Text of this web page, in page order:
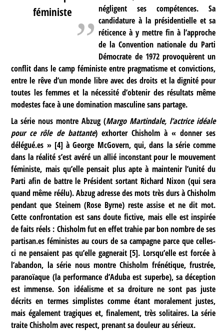
féministe
négligent ses compétences. Sa
candidature à la présidentielle et sa
réticence à y mettre fin à l’approche
de la Convention nationale du Parti
Démocrate de 1972 provoquèrent un
conflit dans le camp féministe entre pragmatisme et convictions,
entre le rêve d’un monde libre avec des droits et la dignité pour
toutes les femmes et la nécessité d’obtenir des résultats même
modestes face à une domination masculine sans partage.
La série nous montre Abzug (Margo Martindale, l’actrice idéale
pour ce rôle de battante) exhorter Chisholm à « donner ses
délégué.es »[4] à George McGovern, qui, dans la série comme
dans la réalité s’est avéré un allié inconstant pour le mouvement
féministe, mais qu’elle pensait plus apte à maintenir l’unité du
Parti afin de battre le Président sortant Richard Nixon (qui sera
quand même réélu). Abzug adresse des mots très durs à Chisholm
pendant que Steinem (Rose Byrne) reste assise et ne dit mot.
Cette confrontation est sans doute fictive, mais elle est inspirée
de faits réels : Chisholm fut en effet trahie par bon nombre de ses
partisan.es féministes au cours de sa campagne parce que celles-
ci ne pensaient pas qu’elle gagnerait[5]. Lorsqu’elle est forcée à
l’abandon, la série nous montre Chisholm frénétique, frustrée,
paranoïaque (la performance d’Aduba est superbe), sa déception
est immense. Son idéalisme et sa droiture ne sont pas juste
décrits en termes simplistes comme étant moralement justes,
mais également tragiques et, finalement, très solitaires. La série
traite Chisholm avec respect, prenant sa douleur au sérieux.